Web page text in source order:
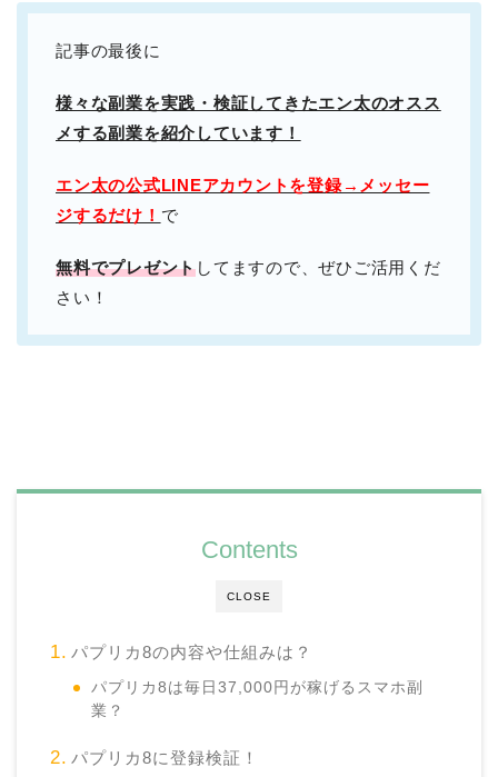
記事の最後に
様々な副業を実践・検証してきたエン太のオスス
メする副業を紹介しています！
エン太の公式LINEアカウントを登録→メッセー
ジするだけ！ で
無料でプレゼントしてますので、ぜひご活用くだ
さい！
CLOSE
Contents
パプリカ8の内容や仕組みは？
パプリカ8は毎日37,000円が稼げるスマホ副
業？
パプリカ8に登録検証！